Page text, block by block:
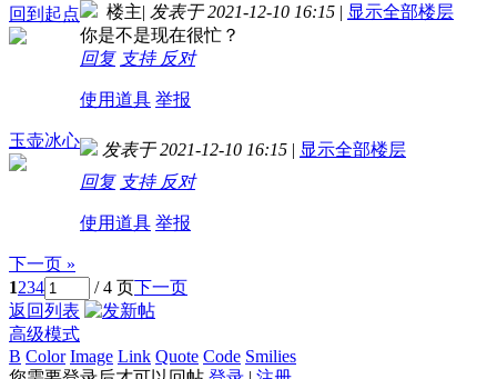
回到起点 楼主| 发表于 2021-12-10 16:15 | 显示全部楼层
你是不是现在很忙？
回复 支持 反对
使用道具 举报
玉壶冰心 发表于 2021-12-10 16:15 | 显示全部楼层
回复 支持 反对
使用道具 举报
下一页 »
1234 / 4 页下一页
返回列表
高级模式
B Color Image Link Quote Code Smilies